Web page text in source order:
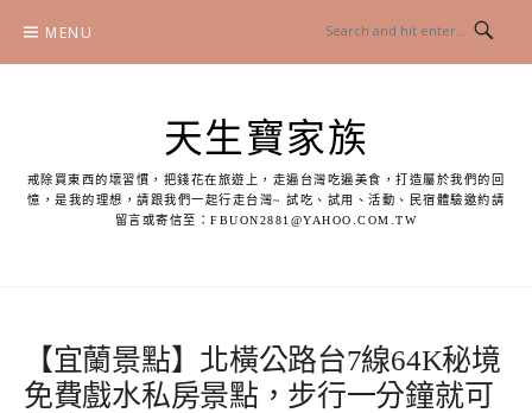
content
MENU
天生寶家族
戒除買東西的壞習慣，把錢花在旅遊上，走遍台灣吃遍美食，打造屬於我們的回
憶，是我的理想，請跟我們一起行走台灣~ 試吃、試用、活動、民宿體驗邀約請
留言或寄信至：FBUON2881@YAHOO.COM.TW
【宜蘭景點】北橫公路台7線64K秘境
免費戲水私房景點，步行一分鐘就可